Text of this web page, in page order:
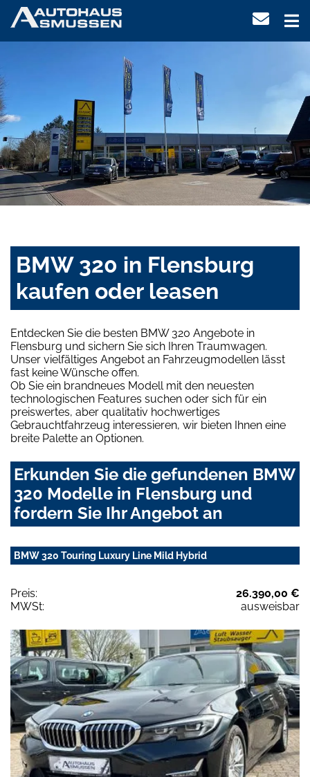
BMW 320 in Flensburg
kaufen oder leasen
Entdecken Sie die besten BMW 320 Angebote in
Flensburg und sichern Sie sich Ihren Traumwagen.
Unser vielfältiges Angebot an Fahrzeugmodellen lässt
fast keine Wünsche offen.
Ob Sie ein brandneues Modell mit den neuesten
technologischen Features suchen oder sich für ein
preiswertes, aber qualitativ hochwertiges
Gebrauchtfahrzeug interessieren, wir bieten Ihnen eine
breite Palette an Optionen.
Erkunden Sie die gefundenen BMW
320 Modelle in Flensburg und
fordern Sie Ihr Angebot an
BMW 320 Touring Luxury Line Mild Hybrid
Preis:
26.390,00 €
MWSt:
ausweisbar